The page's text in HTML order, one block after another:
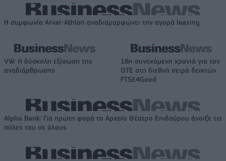
Η συμφωνία Arval-Athlon αναδιαμορφώνει την αγορά leasing
VW: Η δύσκολη εξίσωση της
αναδιάρθρωσης
18η συνεχόμενη χρονιά για τον
ΟΤΕ στη διεθνή σειρά δεικτών
FTSE4Good
Alpha Bank: Για πρώτη φορά το Αρχαίο Θέατρο Επιδαύρου άνοιξε τις
πύλες του σε όλους